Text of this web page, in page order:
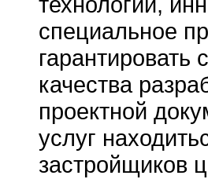
специальное
гарантировать
качества
проектной
услуг
застройщиков